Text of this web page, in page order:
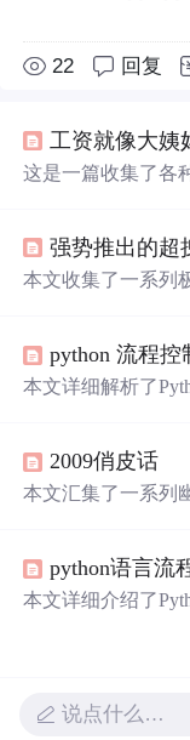
22 回复
工资就像大姨
这是一篇收集了各
本文收集了一系列
python 流程
本文详细解析了
2009俏皮话
本文汇集了一系列
本文详细介绍了
说点什么…